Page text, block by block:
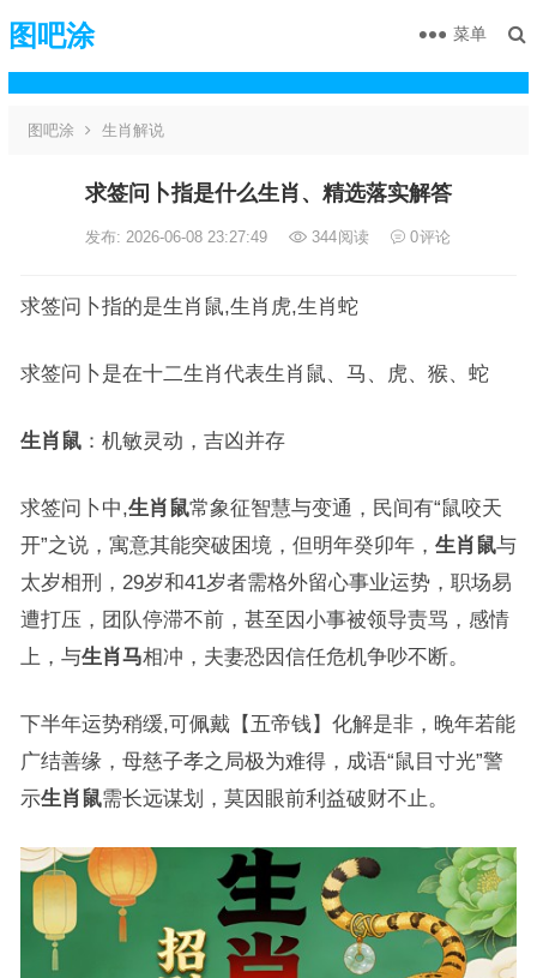
图吧涂 菜单
图吧涂 生肖解说
求签问卜指是什么生肖、精选落实解答
发布: 2026-06-08 23:27:49 344阅读 0评论
求签问卜指的是生肖鼠,生肖虎,生肖蛇
求签问卜是在十二生肖代表生肖鼠、马、虎、猴、蛇
生肖鼠：机敏灵动，吉凶并存
求签问卜中,生肖鼠常象征智慧与变通，民间有“鼠咬天
开”之说，寓意其能突破困境，但明年癸卯年， 生肖鼠与
太岁相刑，29岁和41岁者需格外留心事业运势，职场易
遭打压，团队停滞不前，甚至因小事被领导责骂，感情
上，与生肖马相冲，夫妻恐因信任危机争吵不断。
下半年运势稍缓,可佩戴【五帝钱】化解是非，晚年若能
广结善缘，母慈子孝之局极为难得，成语“鼠目寸光”警
示生肖鼠需长远谋划，莫因眼前利益破财不止。